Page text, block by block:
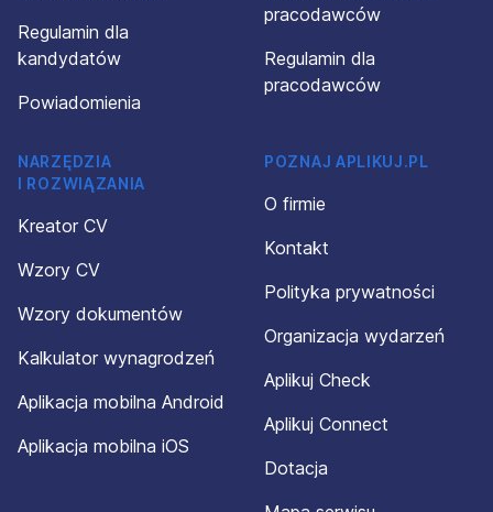
Regulamin dla
kandydatów
Powiadomienia
pracodawców
Regulamin dla
pracodawców
NARZĘDZIA
I ROZWIĄZANIA
Kreator CV
Wzory CV
Wzory dokumentów
Kalkulator wynagrodzeń
Aplikacja mobilna Android
Aplikacja mobilna iOS
POZNAJ APLIKUJ.PL
O firmie
Kontakt
Polityka prywatności
Organizacja wydarzeń
Aplikuj Check
Aplikuj Connect
Dotacja